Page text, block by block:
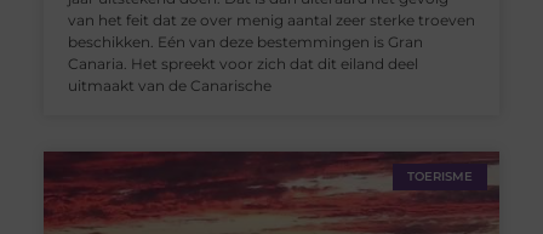
van het feit dat ze over menig aantal zeer sterke troeven
beschikken. Eén van deze bestemmingen is Gran
Canaria. Het spreekt voor zich dat dit eiland deel
uitmaakt van de Canarische
TOERISME